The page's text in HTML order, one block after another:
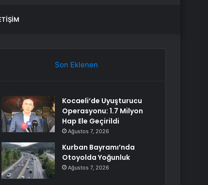
Son Eklenen
Kocaeli’de Uyuşturucu
Operasyonu: 1.7 Milyon
Hap Ele Geçirildi
Ağustos 7, 2026
Kurban Bayramı’nda
Otoyolda Yoğunluk
Ağustos 7, 2026